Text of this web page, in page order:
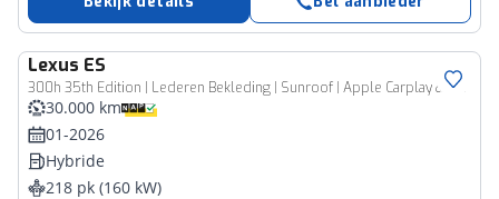
Lexus ES
300h 35th Edition | Lederen Bekleding | Sunroof | Apple Carplay & Android Auto |
30.000 km
01-2026
Hybride
218 pk (160 kW)